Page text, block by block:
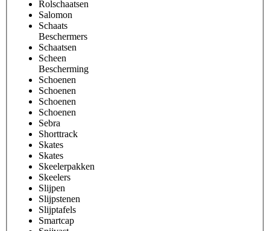
Rolschaatsen
Salomon
Schaats
Beschermers
Schaatsen
Scheen
Bescherming
Schoenen
Schoenen
Schoenen
Schoenen
Sebra
Shorttrack
Skates
Skates
Skeelerpakken
Skeelers
Slijpen
Slijpstenen
Slijptafels
Smartcap